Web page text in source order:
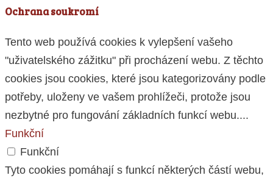
Ochrana soukromí
Tento web používá cookies k vylepšení vašeho
"uživatelského zážitku" při procházení webu. Z těchto
cookies jsou cookies, které jsou kategorizovány podle
potřeby, uloženy ve vašem prohlížeči, protože jsou
nezbytné pro fungování základních funkcí webu....
Funkční
Funkční
Tyto cookies pomáhají s funkcí některých částí webu,